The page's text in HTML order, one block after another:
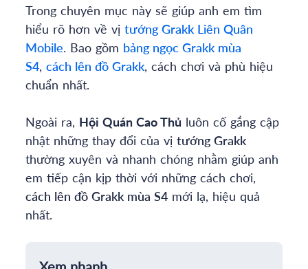
Trong chuyên mục này sẽ giúp anh em tìm
hiểu rõ hơn về vị tướng Grakk Liên Quân
Mobile. Bao gồm bảng ngọc Grakk mùa
S4, cách lên đồ Grakk, cách chơi và phù hiệu
chuẩn nhất.
Ngoài ra, Hội Quán Cao Thủ luôn cố gắng cập
nhật những thay đổi của vị tướng Grakk
thường xuyên và nhanh chóng nhằm giúp anh
em tiếp cận kịp thời với những cách chơi,
cách lên đồ Grakk mùa S4 mới lạ, hiệu quả
nhất.